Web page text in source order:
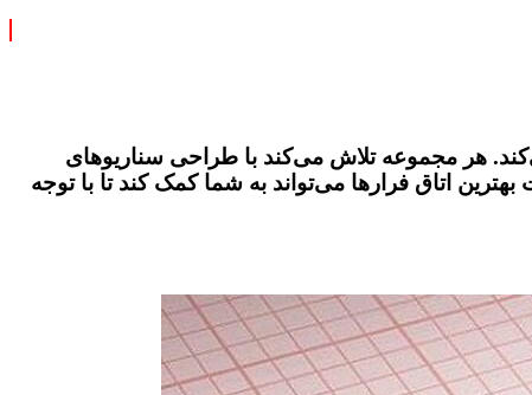
می‌کند. هر مجموعه تلاش می‌کند با طراحی سناریوهای
اتاق فرارها می‌تواند به شما کمک کند تا با توجه